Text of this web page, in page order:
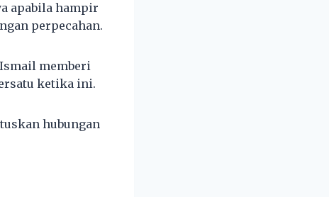
apabila hampir
perpecahan.
Ismail memberi
ketika ini.
hubungan